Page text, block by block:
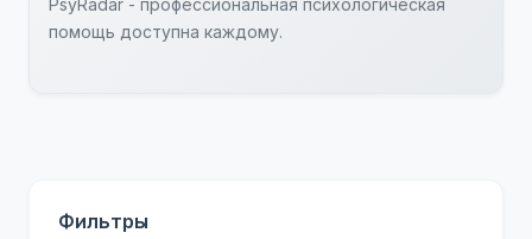
Фильтры
PsyRadar - профессиональная психологическая
помощь доступна каждому.